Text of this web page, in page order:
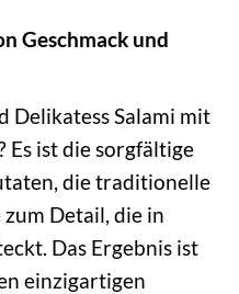
Geschmack und
Delikatess Salami mit
Es ist die sorgfältige
die traditionelle
Detail, die in
Das Ergebnis ist
einzigartigen